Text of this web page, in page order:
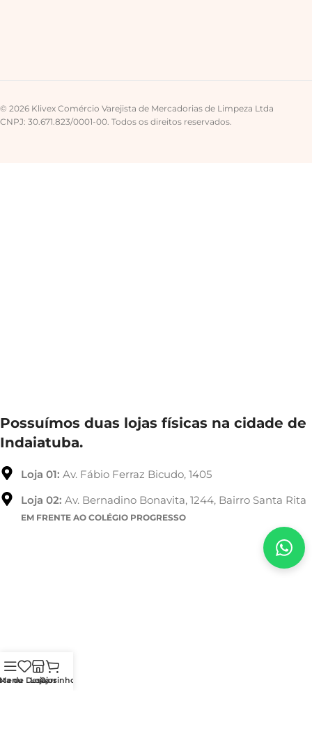
© 2026 Klivex Comércio Varejista de Mercadorias de Limpeza Ltda
CNPJ: 30.671.823/0001-00. Todos os direitos reservados.
de Desejos
LojaCarrinho
Possuímos duas lojas físicas na cidade de
Indaiatuba.
Loja 01: Av. Fábio Ferraz Bicudo, 1405
Loja 02: Av. Bernadino Bonavita, 1244, Bairro Santa Rita
EM FRENTE AO COLÉGIO PROGRESSO